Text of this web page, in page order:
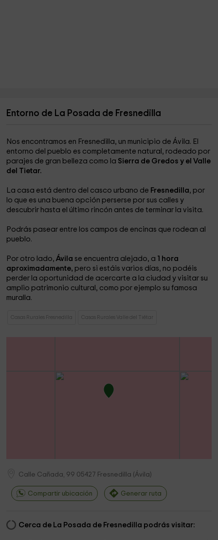
Entorno de La Posada de Fresnedilla
Nos encontramos en Fresnedilla, un municipio de Ávila. El
entorno del pueblo es completamente natural, rodeado por
parajes de gran belleza como la Sierra de Gredos y el Valle
del Tietar.
La casa está dentro del casco urbano de Fresnedilla, por
lo que es una buena opción perserse por sus calles y
descubrir hasta el último rincón antes de terminar la visita.
Podrás pasear entre los campos de encinas que rodean al
pueblo.
Por otro lado,Ávila se encuentra alejado, a 1 hora
aproximadamente, pero si estáis varios días, no podéis
perder la oportunidad de acercarte a la ciudad y visitar su
amplio patrimonio cultural, como por ejemplo su famosa
muralla.
Casas Rurales Fresnedilla Casas Rurales Valle del Tiétar
Calle Cañada, 99 05427 Fresnedilla (Ávila)
Compartir ubicación Generar ruta
Cerca de La Posada de Fresnedilla podrás visitar: